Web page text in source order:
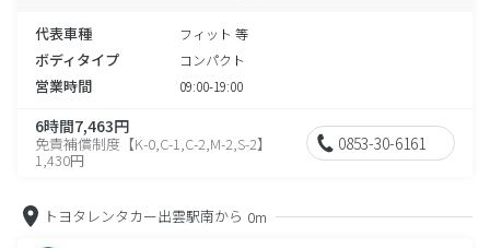
代表車種 フィット 等
ボディタイプ コンパクト
営業時間 09:00-19:00
6時間7,463円
免責補償制度【K-0,C-1,C-2,M-2,S-2】
1,430円
0853-30-6161
トヨタレンタカー出雲駅南から 0m